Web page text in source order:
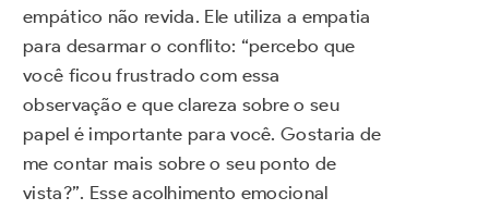
empático não revida. Ele utiliza a empatia
para desarmar o conflito: “percebo que
você ficou frustrado com essa
observação e que clareza sobre o seu
papel é importante para você. Gostaria de
me contar mais sobre o seu ponto de
vista?”. Esse acolhimento emocional